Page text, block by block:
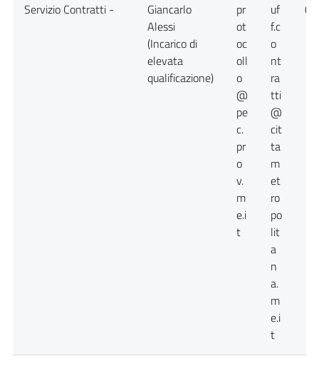
Servizio Contratti -
Giancarlo
Alessi
(Incarico di
elevata
qualificazione)
pr
ot
oc
oll
o
@
pe
c.
pr
o
v.
m
e.i
t
uf
f.c
o
nt
ra
tti
@
cit
ta
m
et
ro
po
lit
a
n
a.
m
e.i
t